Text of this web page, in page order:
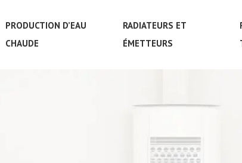
PRODUCTION D’EAU
CHAUDE
RADIATEURS ET
ÉMETTEURS